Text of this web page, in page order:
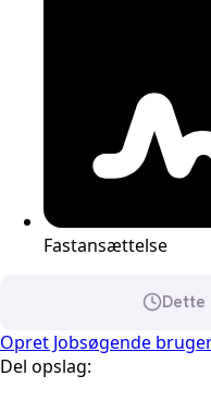
Fastansættelse
Dette
Opret Jobsøgende
Del opslag: